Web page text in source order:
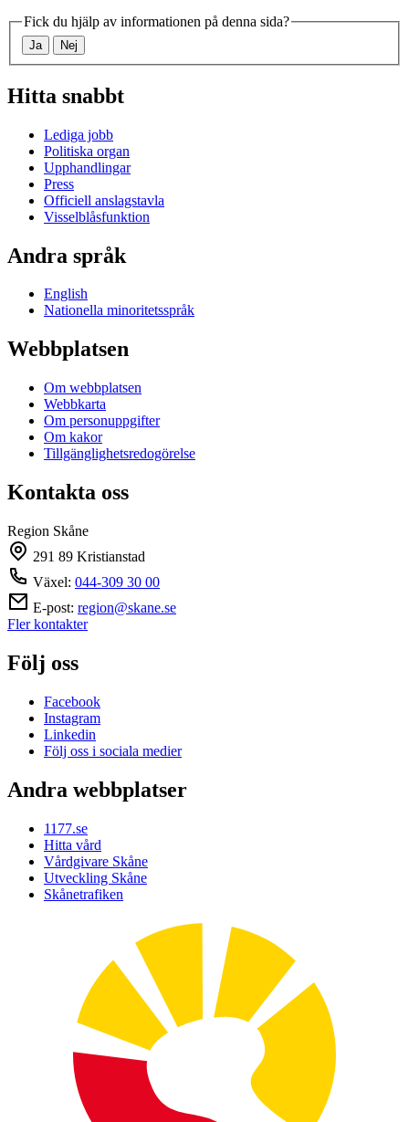
Fick du hjälp av informationen på denna sida?
Ja Nej
Hitta snabbt
Lediga jobb
Politiska organ
Upphandlingar
Press
Officiell anslagstavla
Visselblåsfunktion
Andra språk
English
Nationella minoritetsspråk
Webbplatsen
Om webbplatsen
Webbkarta
Om personuppgifter
Om kakor
Tillgänglighetsredogörelse
Kontakta oss
Region Skåne
291 89 Kristianstad
Växel: 044-309 30 00
E-post: region@skane.se
Fler kontakter
Följ oss
Facebook
Instagram
Linkedin
Följ oss i sociala medier
Andra webbplatser
1177.se
Hitta vård
Vårdgivare Skåne
Utveckling Skåne
Skånetrafiken